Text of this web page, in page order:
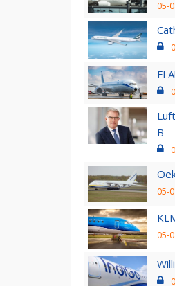
05-
El
B
05-
05-